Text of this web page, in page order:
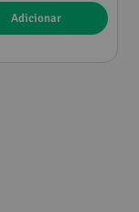
Adicionar